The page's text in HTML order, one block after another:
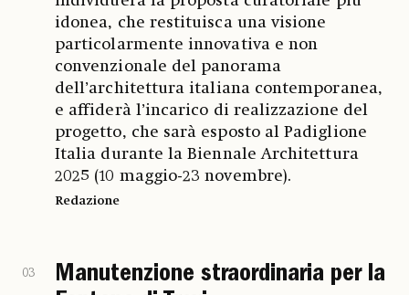
idonea, che restituisca una visione
particolarmente innovativa e non
convenzionale del panorama
dell’architettura italiana contemporanea,
e affiderà l’incarico di realizzazione del
progetto, che sarà esposto al Padiglione
Italia durante la Biennale Architettura
2025 (10 maggio-23 novembre).
Redazione
03
Manutenzione straordinaria per la